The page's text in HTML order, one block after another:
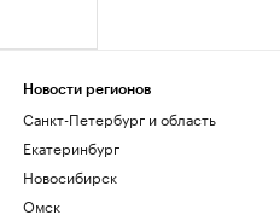
Новости регионов
Санкт-Петербург и область
Екатеринбург
Новосибирск
Омск